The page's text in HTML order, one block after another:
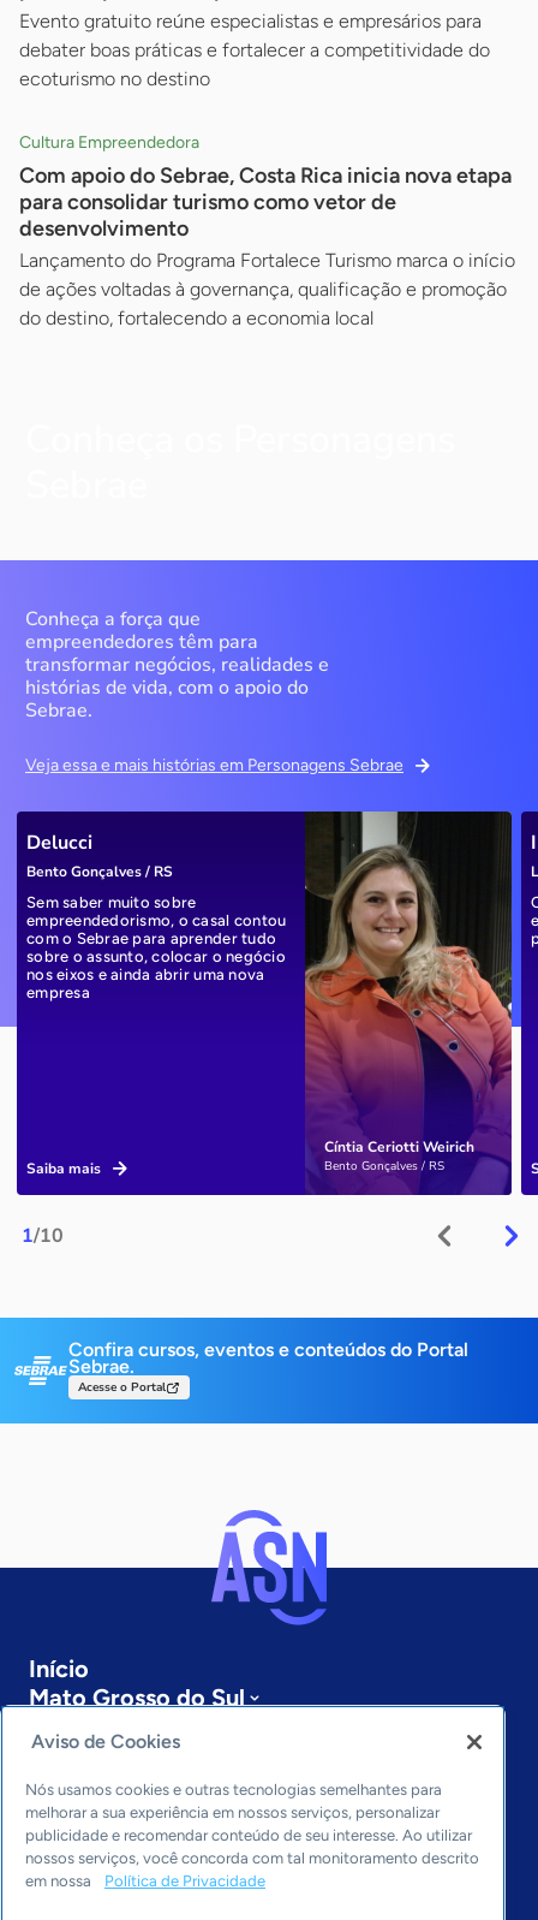
Evento gratuito reúne especialistas e empresários para
debater boas práticas e fortalecer a competitividade do
ecoturismo no destino
Cultura Empreendedora
Com apoio do Sebrae, Costa Rica inicia nova etapa
para consolidar turismo como vetor de
desenvolvimento
Lançamento do Programa Fortalece Turismo marca o início
de ações voltadas à governança, qualificação e promoção
do destino, fortalecendo a economia local
Conheça a força que
empreendedores têm para
transformar negócios, realidades e
histórias de vida, com o apoio do
Sebrae.
Veja essa e mais histórias em Personagens Sebrae
1/10
Cíntia Ceriotti Weirich
Bento Gonçalves / RS
Delucci
Bento Gonçalves / RS
Sem saber muito sobre
empreendedorismo, o casal contou
com o Sebrae para aprender tudo
sobre o assunto, colocar o negócio
nos eixos e ainda abrir uma nova
empresa
Saiba mais
Confira cursos, eventos e conteúdos do Portal
Sebrae.
Acesse o Portal
Início
Mato Grosso do Sul
Sobre a ASN
Últimas notícias
Entre em contato
Editorias
Economia & Política
Inovação & Tecnologia
Aviso de Cookies
Nós usamos cookies e outras tecnologias semelhantes para
melhorar a sua experiência em nossos serviços, personalizar
publicidade e recomendar conteúdo de seu interesse. Ao utilizar
nossos serviços, você concorda com tal monitoramento descrito
em nossa
Política de Privacidade